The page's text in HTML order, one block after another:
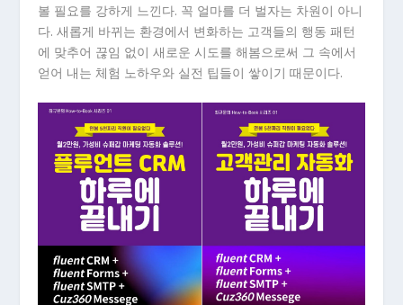
볼 필요를 강하게 느낀다. 꼭 얼마를 더 벌자는 차원이 아니
다. 새롭게 바뀌는 환경에서 변화하는 고객들의 행동 패턴
에 맞추어 끊임 없이 새로운 시도를 해봄으로써 그 속에서
얻어 내는 체험 노하우와 실전 팁들이 쌓이기 때문이다.